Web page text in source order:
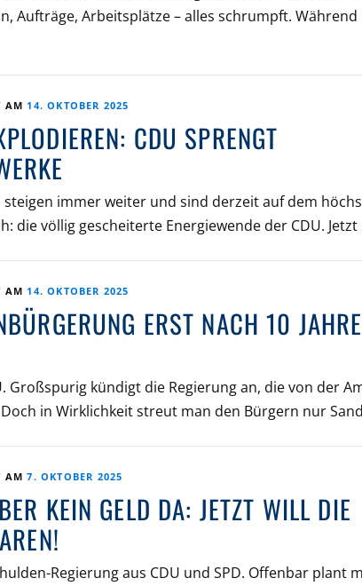
Aufträge, Arbeitsplätze – alles schrumpft. Während
AM 14. OKTOBER 2025
CDU SPRENGT
immer weiter und sind derzeit auf dem
die völlig gescheiterte Energiewende der CDU.
AM 14. OKTOBER 2025
ERST NACH 10
kündigt die Regierung an, die von der
in Wirklichkeit streut man den Bürgern nur
AM7. OKTOBER 2025
KEIN GELD DA: JETZT WILL DIE
Regierung aus CDU und SPD. Offenbar plant